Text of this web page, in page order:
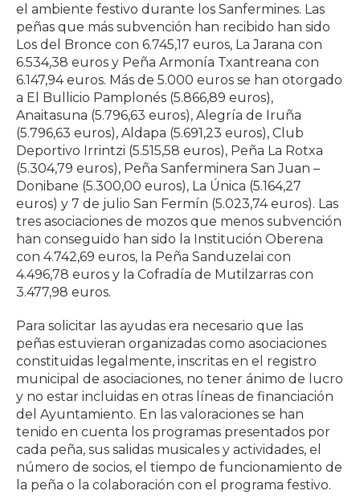
el ambiente festivo durante los Sanfermines. Las
peñas que más subvención han recibido han sido
Los del Bronce con 6.745,17 euros, La Jarana con
6.534,38 euros y Peña Armonía Txantreana con
6.147,94 euros. Más de 5.000 euros se han otorgado
a El Bullicio Pamplonés (5.866,89 euros),
Anaitasuna (5.796,63 euros), Alegría de Iruña
(5.796,63 euros), Aldapa (5.691,23 euros), Club
Deportivo Irrintzi (5.515,58 euros), Peña La Rotxa
(5.304,79 euros), Peña Sanferminera San Juan –
Donibane (5.300,00 euros), La Única (5.164,27
euros) y 7 de julio San Fermín (5.023,74 euros). Las
tres asociaciones de mozos que menos subvención
han conseguido han sido la Institución Oberena
con 4.742,69 euros, la Peña Sanduzelai con
4.496,78 euros y la Cofradía de Mutilzarras con
3.477,98 euros.
Para solicitar las ayudas era necesario que las
peñas estuvieran organizadas como asociaciones
constituidas legalmente, inscritas en el registro
municipal de asociaciones, no tener ánimo de lucro
y no estar incluidas en otras líneas de financiación
del Ayuntamiento. En las valoraciones se han
tenido en cuenta los programas presentados por
cada peña, sus salidas musicales y actividades, el
número de socios, el tiempo de funcionamiento de
la peña o la colaboración con el programa festivo.